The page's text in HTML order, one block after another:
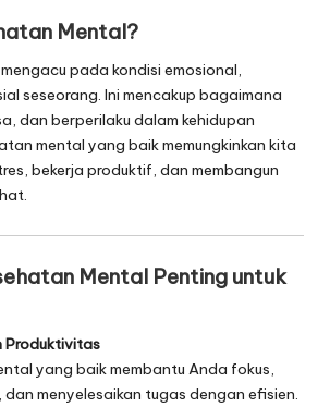
Mental?
pada kondisi emosional,
seseorang. Ini mencakup bagaimana
dan berperilaku dalam kehidupan
mental yang baik memungkinkan kita
bekerja produktif, dan membangun
Mental Penting untuk
Produktivitas
yang baik membantu Anda fokus,
dan menyelesaikan tugas dengan efisien.